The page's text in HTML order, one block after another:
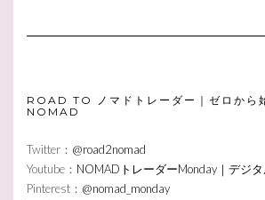
ROAD TO ノマドトレーダー｜ゼロから
NOMAD
Twitter： @road2nomad
Youtube： NOMADトレーダーMonday｜デジ
Pinterest： @nomad_monday